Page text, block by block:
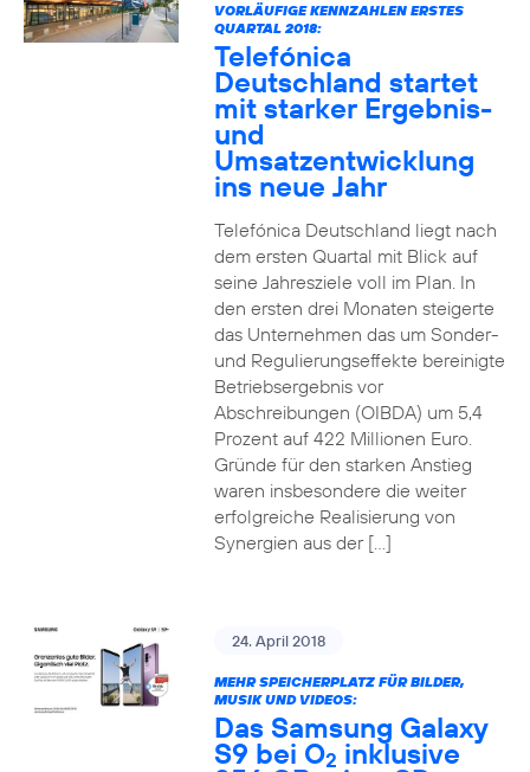
VORLÄUFIGE KENNZAHLEN ERSTES
QUARTAL 2018:
Telefónica
Deutschland startet
mit starker Ergebnis-
und
Umsatzentwicklung
ins neue Jahr
Telefónica Deutschland liegt nach
dem ersten Quartal mit Blick auf
seine Jahresziele voll im Plan. In
den ersten drei Monaten steigerte
das Unternehmen das um Sonder-
und Regulierungseffekte bereinigte
Betriebsergebnis vor
Abschreibungen (OIBDA) um 5,4
Prozent auf 422 Millionen Euro.
Gründe für den starken Anstieg
waren insbesondere die weiter
erfolgreiche Realisierung von
Synergien aus der […]
24. April 2018
MEHR SPEICHERPLATZ FÜR BILDER,
MUSIK UND VIDEOS:
Das Samsung Galaxy
S9 bei O2 inklusive